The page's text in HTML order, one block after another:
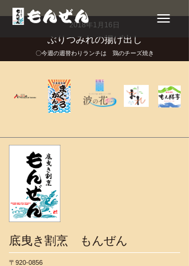
Toggle
navigation
2018年1月16日
ぶりつみれの揚げ出し
〇今週の週替わりランチは 鶏のチーズ焼き
底曳き割烹 もんぜん
〒920-0856